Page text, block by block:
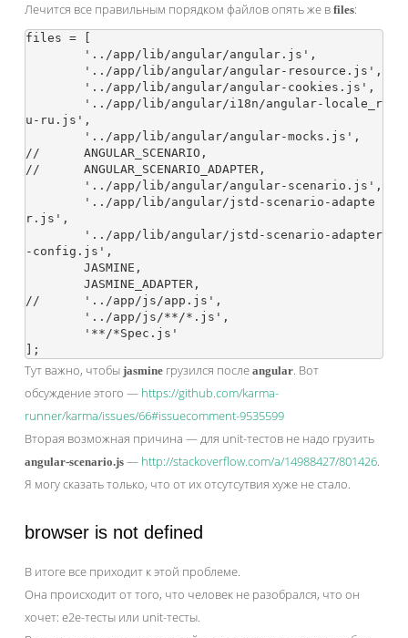
Лечится все правильным порядком файлов опять же в files:
files = [
u-ru.js',
//	ANGULAR_SCENARIO,
//	ANGULAR_SCENARIO_ADAPTER,
r.js',
-config.js',
//	'../app/js/app.js',
Тут важно, чтобы jasmine грузился после angular. Вот
обсуждение этого — https://github.com/karma-
runner/karma/issues/66#issuecomment-9535599
Вторая возможная причина — для unit-тестов не надо грузить
angular-scenario.js — http://stackoverflow.com/a/14988427/801426.
Я могу сказать только, что от их отсутсутвия хуже не стало.
browser is not defined
В итоге все приходит к этой проблеме.
Она происходит от того, что человек не разобрался, что он
хочет: e2e-тесты или unit-тесты.